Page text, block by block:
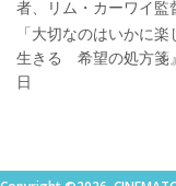
者、リム・カーワイ監
「大切なのはいかに
生きる 希望の処方箋
日